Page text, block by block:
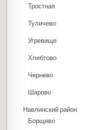
Тростная
Туличево
Угревище
Хлебтово
Чернево
Шарово
Навлинский район
Борщево